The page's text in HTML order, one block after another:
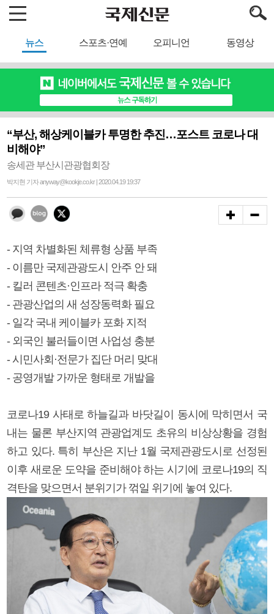
뉴스 스포츠·연예 오피니언 동영상
“부산, 해상케이블카 투명한 추진…포스트 코로나 대
비해야”
송세관 부산시관광협회장
박지현 기자 anyway@kookje.co.kr | 2020.04.19 19:37
- 지역 차별화된 체류형 상품 부족
- 이름만 국제관광도시 안주 안 돼
- 킬러 콘텐츠·인프라 적극 확충
- 관광산업의 새 성장동력화 필요
- 일각 국내 케이블카 포화 지적
- 외국인 불러들이면 사업성 충분
- 시민사회·전문가 집단 머리 맞대
- 공영개발 가까운 형태로 개발을
코로나19 사태로 하늘길과 바닷길이 동시에 막히면서 국
내는 물론 부산지역 관광업계도 초유의 비상상황을 경험
하고 있다. 특히 부산은 지난 1월 국제관광도시로 선정된
이후 새로운 도약을 준비해야 하는 시기에 코로나19의 직
격탄을 맞으면서 분위기가 꺾일 위기에 놓여 있다.